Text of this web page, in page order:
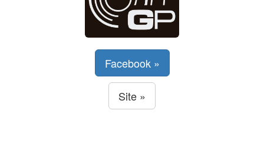
Facebook »
Site »